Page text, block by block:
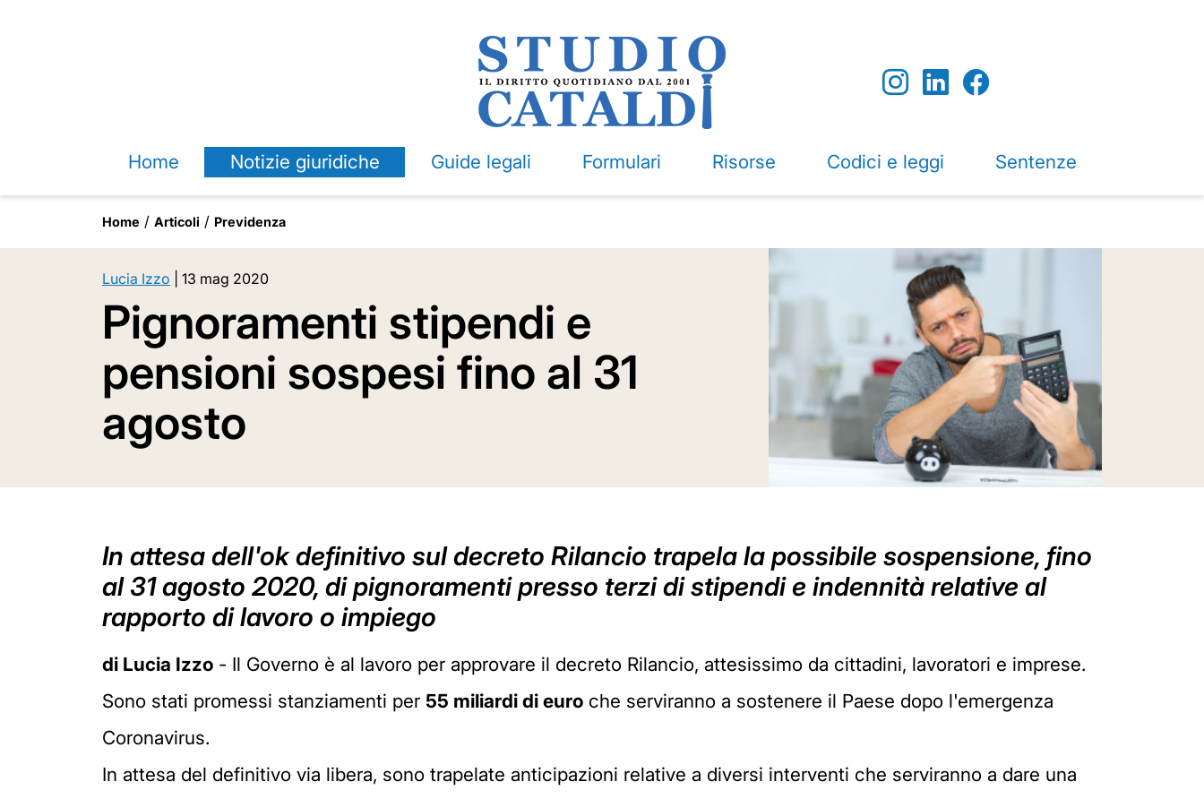
Home Notizie giuridiche Guide legali Formulari Risorse Codici e leggi Sentenze
Home Articoli Previdenza
Lucia Izzo 13 mag 2020
Pignoramenti stipendi e
pensioni sospesi fino al 31
agosto
In attesa dell'ok definitivo sul decreto Rilancio trapela la possibile sospensione, fino
al 31 agosto 2020, di pignoramenti presso terzi di stipendi e indennità relative al
rapporto di lavoro o impiego
di Lucia Izzo - Il Governo è al lavoro per approvare il decreto Rilancio, attesissimo da cittadini, lavoratori e imprese.
Sono stati promessi stanziamenti per 55 miliardi di euro che serviranno a sostenere il Paese dopo l'emergenza
Coronavirus.
In attesa del definitivo via libera, sono trapelate anticipazioni relative a diversi interventi che serviranno a dare una